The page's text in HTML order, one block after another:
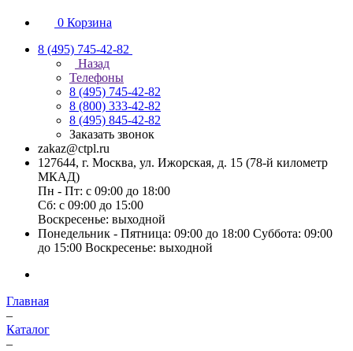
0 Корзина
8 (495) 745-42-82
Назад
Телефоны
8 (495) 745-42-82
8 (800) 333-42-82
8 (495) 845-42-82
Заказать звонок
zakaz@ctpl.ru
127644, г. Москва, ул. Ижорская, д. 15 (78-й километр
МКАД)
Пн - Пт: с 09:00 до 18:00
Сб: с 09:00 до 15:00
Воскресенье: выходной
Понедельник - Пятница: 09:00 до 18:00 Суббота: 09:00
до 15:00 Воскресенье: выходной
Главная
–
Каталог
–